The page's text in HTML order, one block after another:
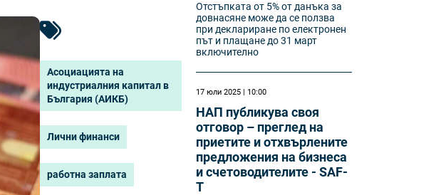
Асоциацията на
индустриалния капитал в
България (АИКБ)
Лични финанси
работна заплата
Отстъпката от 5% от данъка за
довнасяне може да се ползва
при деклариране по електронен
път и плащане до 31 март
включително
17 юли 2025 | 10:00
НАП публикува своя
отговор – преглед на
приетите и отхвърлените
предложения на бизнеса
и счетоводителите - SAF-
T